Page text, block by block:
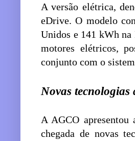
A versão elétrica,
eDrive. O modelo
Unidos e 141 kWh
motores elétricos,
conjunto com o
Novas
A AGCO apresentou
chegada de novas